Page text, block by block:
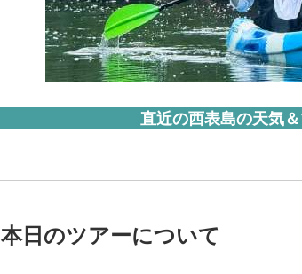
直近の西表島の天気
本日のツアーについて